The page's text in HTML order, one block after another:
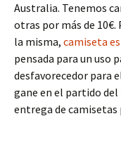
Australia. Tenemos
otras por más de 10€.
la misma, camiseta
pensada para un uso
desfavorecedor para
gane en el partido del
entrega de camisetas